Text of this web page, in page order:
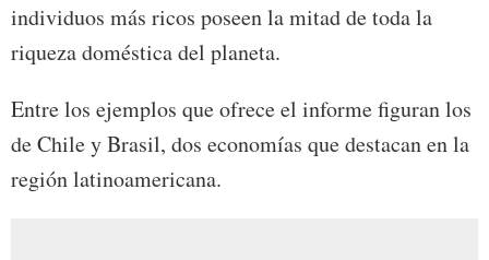
individuos más ricos poseen la mitad de toda la
riqueza doméstica del planeta.
Entre los ejemplos que ofrece el informe figuran los
de Chile y Brasil, dos economías que destacan en la
región latinoamericana.